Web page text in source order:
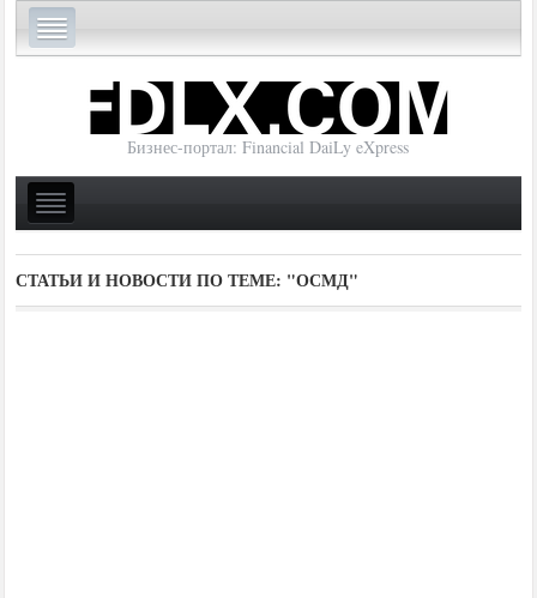
Бизнес-портал: Financial DaiLy eXpress
СТАТЬИ И НОВОСТИ ПО ТЕМЕ: "ОСМД"